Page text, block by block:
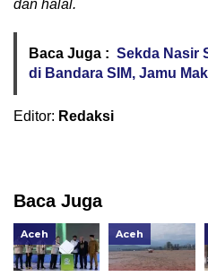
dan halal.
Baca Juga : Sekda Nasir
di Bandara SIM, Jamu
Editor: Redaksi
Baca Juga
Aceh Aceh